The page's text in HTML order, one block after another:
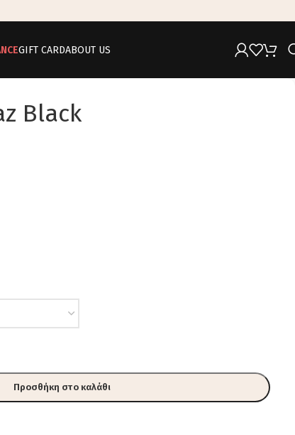
GIFT CARDABOUT US
Black
Προσθήκη στο καλάθι